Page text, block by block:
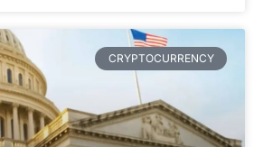
CRYPTOCURRENCY